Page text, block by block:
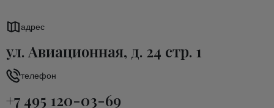
адрес
ул. Авиационная, д. 24 стр. 1
телефон
+7 495 120-03-69